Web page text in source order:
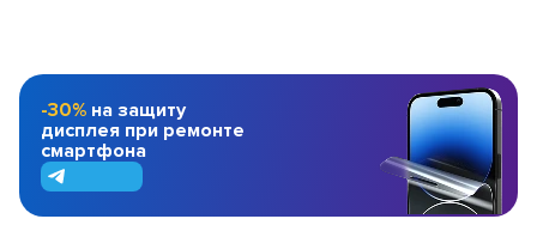
-30% на защиту
дисплея при ремонте
смартфона